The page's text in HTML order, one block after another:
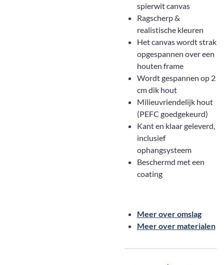
spierwit canvas
Ragscherp &
realistische kleuren
Het canvas wordt strak
opgespannen over een
houten frame
Wordt gespannen op 2
cm dik hout
Milieuvriendelijk hout
(PEFC goedgekeurd)
Kant en klaar geleverd,
inclusief
ophangsysteem
Beschermd met een
coating
Meer over omslag
Meer over materialen